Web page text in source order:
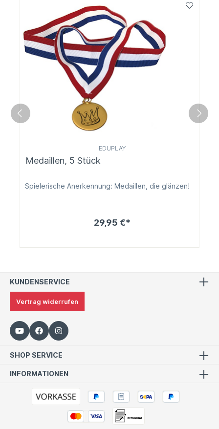
EDUPLAY
Medaillen, 5 Stück
Spielerische Anerkennung: Medaillen, die glänzen!
29,95 €*
KUNDENSERVICE
Vertrag widerrufen
SHOP SERVICE
INFORMATIONEN